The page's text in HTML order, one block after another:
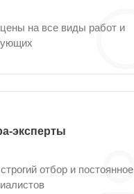
на все виды работ и
эксперты
отбор и постоянное